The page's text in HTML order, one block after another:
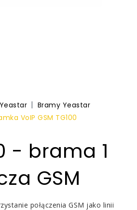
Yeastar
Bramy Yeastar
VoIP GSM TG100
- brama 1
GSM
połączenia GSM jako linii